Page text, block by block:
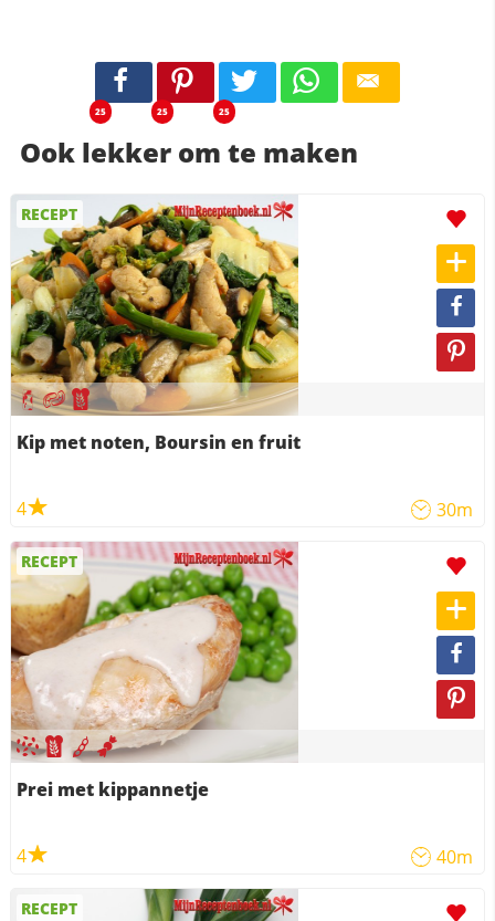
25 25 25
Ook lekker om te maken
RECEPT
Kip met noten, Boursin en fruit
4 30m
RECEPT
Prei met kippannetje
4 40m
RECEPT